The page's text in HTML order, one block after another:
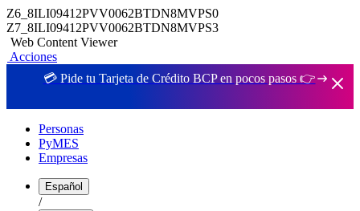
Z6_8ILI09412PVV0062BTDN8MVPS0
Z7_8ILI09412PVV0062BTDN8MVPS3
Web Content Viewer
Acciones
💳 Pide tu Tarjeta de Crédito BCP en pocos pasos 👉
Personas
PyMES
Empresas
Español
/